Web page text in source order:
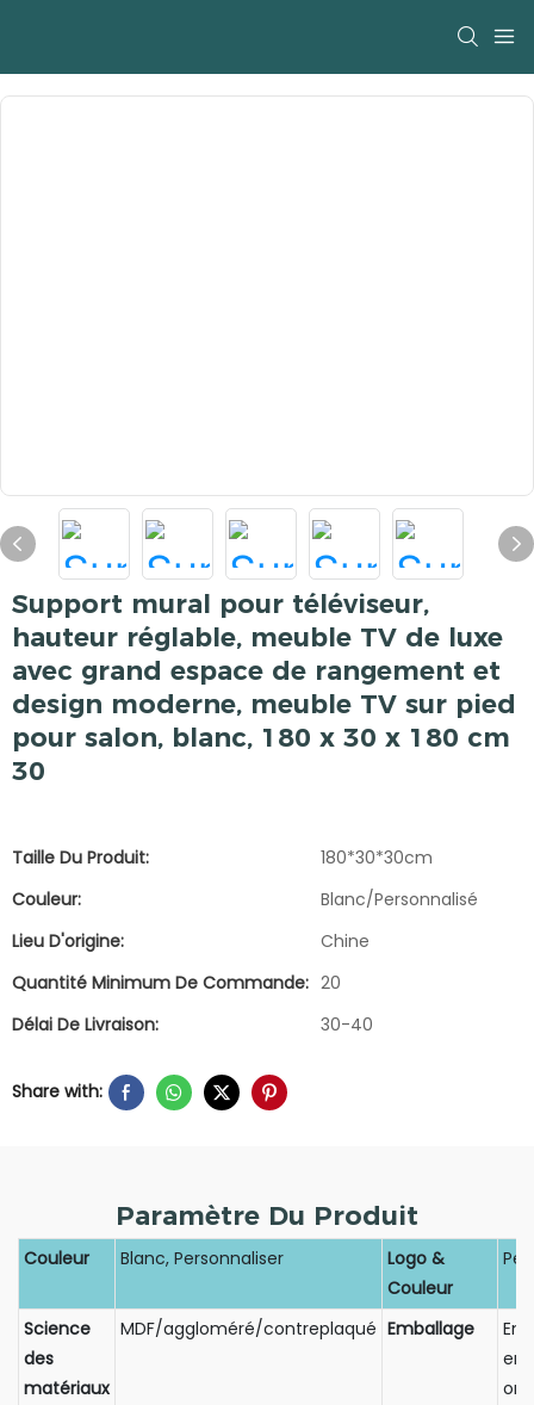
Support mural pour téléviseur,
hauteur réglable, meuble TV de luxe
avec grand espace de rangement et
design moderne, meuble TV sur pied
pour salon, blanc, 180 x 30 x 180 cm
30
Taille Du Produit:
180*30*30cm
Couleur:
Blanc/Personnalisé
Lieu D'origine:
Chine
Quantité Minimum De Commande: 20
Délai De Livraison:
30-40
Share with:
Paramètre Du Produit
Couleur Blanc, Personnaliser
Logo &
Couleur
Science
des
matériaux
MDF/aggloméré/contreplaqué Emballage
en